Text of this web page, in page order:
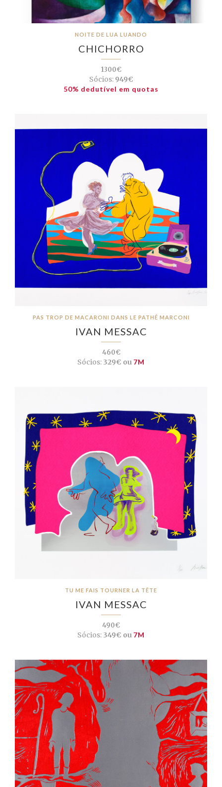
NOITE DE LUA LUANDO
CHICHORRO
1300€
Sócios:949€
50% dedutível em quotas
PAS TROP DE MACARONI DANS LE PATHÉ MARCONI
IVAN MESSAC
460€
Sócios: 329€ ou 7M
TU ME FAIS TOURNER LA TÊTE
IVAN MESSAC
490€
Sócios: 349€ ou 7M